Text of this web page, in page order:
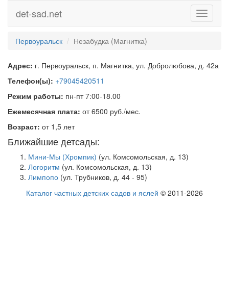
Toggle
det-sad.net
Первоуральск Незабудка (Магнитка)
Адрес: г. Первоуральск, п. Магнитка, ул. Добролюбова, д. 42а
Телефон(ы): +79045420511
Режим работы: пн-пт 7:00-18.00
Ежемесячная плата: от 6500 руб./мес.
Возраст: от 1,5 лет
Ближайшие детсады:
Мини-Мы (Хромпик) (ул. Комсомольская, д. 13)
Логоритм (ул. Комсомольская, д. 13)
Лимпопо (ул. Трубников, д. 44 - 95)
Каталог частных детских садов и яслей © 2011-2026